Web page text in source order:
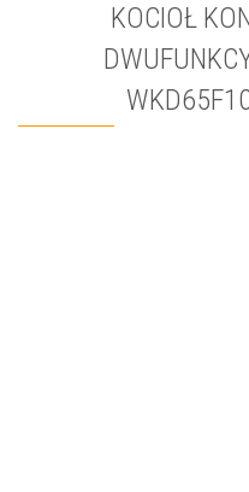
KOCIOŁ